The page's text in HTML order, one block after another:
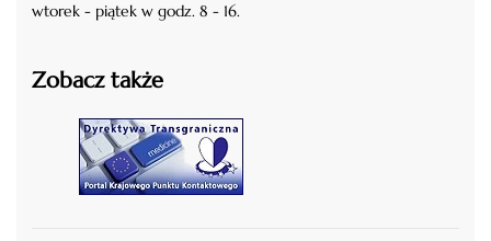
wtorek - piątek w godz. 8 - 16.
Zobacz także
czytaj więcej